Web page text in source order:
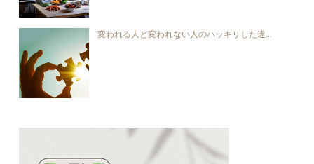
変われる人と変われない人のハッキリした違...